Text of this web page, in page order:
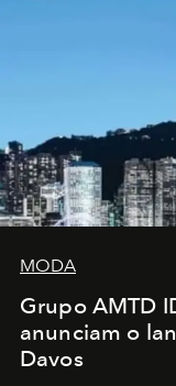
MODA
Grupo AMTD
anunciam o
Davos